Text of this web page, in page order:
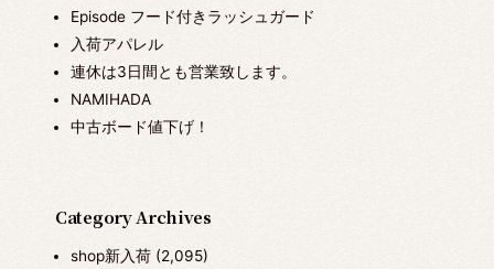
Episode フード付きラッシュガード
入荷アパレル
連休は3日間とも営業致します。
NAMIHADA
中古ボード値下げ！
Category Archives
shop新入荷(2,095)